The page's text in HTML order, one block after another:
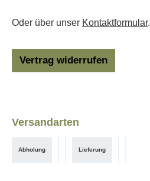
Oder über unser Kontaktformular.
Vertrag widerrufen
Versandarten
Abholung Lieferung